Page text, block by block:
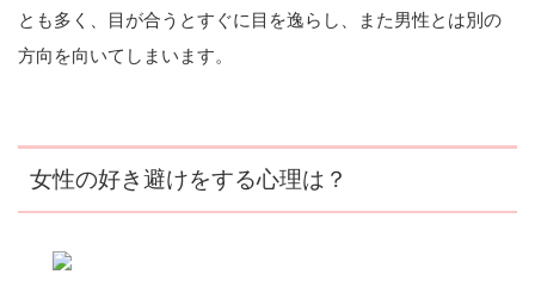
とも多く、目が合うとすぐに目を逸らし、また男性とは別の
方向を向いてしまいます。
女性の好き避けをする心理は？